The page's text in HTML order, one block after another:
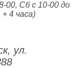
00, Сб с 10-00 до
4 часа)
ул.